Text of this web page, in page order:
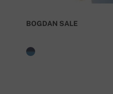
BOGDAN SALE